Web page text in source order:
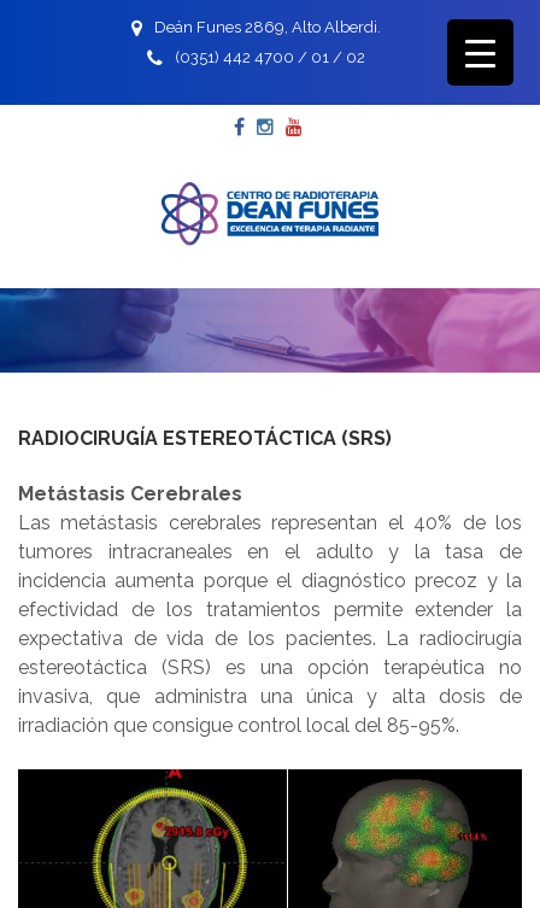
Deán Funes 2869, Alto Alberdi.
(0351) 442 4700 / 01 / 02
Facebook
Instagram
RADIOCIRUGÍA ESTEREOTÁCTICA (SRS)
Metástasis Cerebrales
Las metástasis cerebrales representan el 40% de los
tumores intracraneales en el adulto y la tasa de
incidencia aumenta porque el diagnóstico precoz y la
efectividad de los tratamientos permite extender la
expectativa de vida de los pacientes. La radiocirugía
estereotáctica (SRS) es una opción terapéutica no
invasiva, que administra una única y alta dosis de
irradiación que consigue control local del 85-95%.